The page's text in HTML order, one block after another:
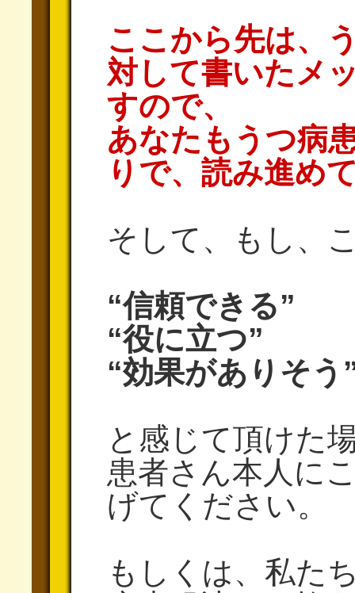
ここから先は、
対して書いたメ
すので、
あなたもうつ病
りで、読み進め
そして、もし、
“信頼できる”
“役に立つ”
“効果がありそう
と感じて頂けた
患者さん本人に
げてください。
もしくは、私た